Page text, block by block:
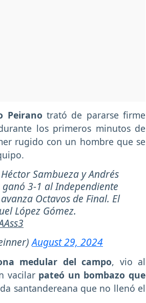
Peirano trató de pararse firme
los primeros minutos de
rugido con un hombre que se
Sambueza y Andrés
3-1 al Independiente
Octavos de Final. El
López Gómez.
August 29, 2024
medular del campo, vio al
vacilar pateó un bombazo que
santandereana que no llenó el